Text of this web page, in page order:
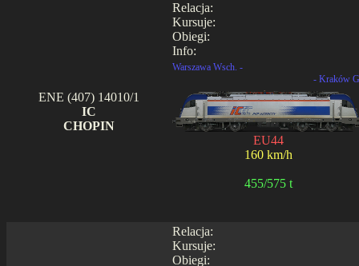
Relacja:
Kursuje:
Obiegi:
Info:
ENE (407) 14010/1
IC
CHOPIN
Warszawa Wsch. -
- Kraków
EU44
160 km/h
455/575 t
Relacja:
Kursuje:
Obiegi: